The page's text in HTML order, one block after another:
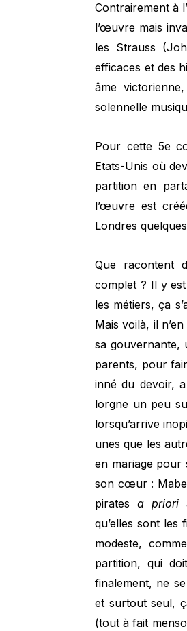
Contrairement à
l’œuvre mais
les Strauss
efficaces et des
âme
solennelle
Pour cette 5e
Etats-Unis où
partition en
l’œuvre est
Londres
Que racontent
complet ? Il y
les métiers, ça
Mais voilà, il
sa gouvernante,
parents, pour
inné du devoir,
lorgne un peu
lorsqu’arrive
unes que les
en mariage pour
son cœur :
pirates a priori
qu’elles sont les
modeste,
partition, qui
finalement, ne
et surtout seul,
(tout à fait